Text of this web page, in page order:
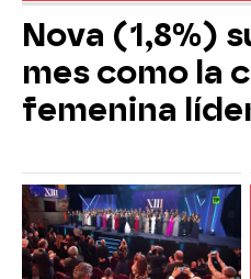
Nova (1,8%)
mes como la
femenina